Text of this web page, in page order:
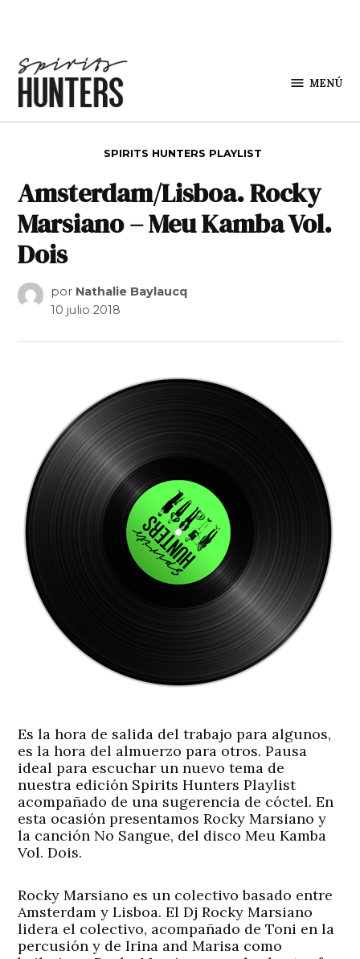
MENÚ
SPIRITS HUNTERS PLAYLIST
Amsterdam/Lisboa. Rocky
Marsiano – Meu Kamba Vol.
Dois
por Nathalie Baylaucq
10 julio 2018
Es la hora de salida del trabajo para algunos,
es la hora del almuerzo para otros. Pausa
ideal para escuchar un nuevo tema de
nuestra edición Spirits Hunters Playlist
acompañado de una sugerencia de cóctel. En
esta ocasión presentamos Rocky Marsiano y
la canción No Sangue, del disco Meu Kamba
Vol. Dois.
Rocky Marsiano es un colectivo basado entre
Amsterdam y Lisboa. El Dj Rocky Marsiano
lidera el colectivo, acompañado de Toni en la
percusión y de Irina and Marisa como